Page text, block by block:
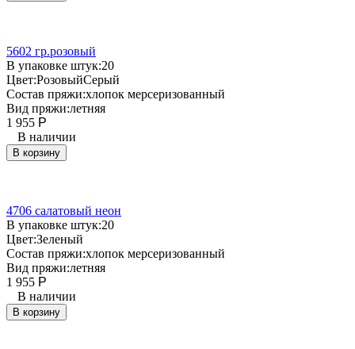
5602 гр.розовый
В упаковке штук:20
Цвет:РозовыйСерый
Состав пряжи:хлопок мерсеризованный
Вид пряжи:летняя
1 955 Р
В наличии
В корзину
4706 салатовый неон
В упаковке штук:20
Цвет:Зеленый
Состав пряжи:хлопок мерсеризованный
Вид пряжи:летняя
1 955 Р
В наличии
В корзину